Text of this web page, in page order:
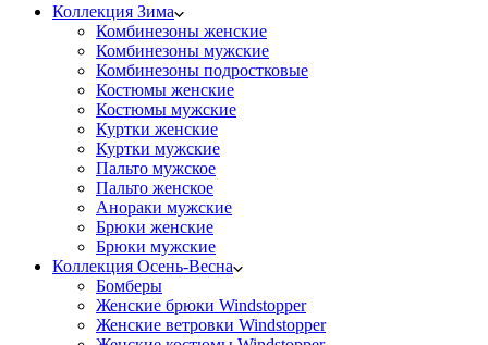
Коллекция Зима
Комбинезоны женские
Комбинезоны мужские
Комбинезоны подростковые
Костюмы женские
Костюмы мужские
Куртки женские
Куртки мужские
Пальто мужское
Пальто женское
Анораки мужские
Брюки женские
Брюки мужские
Коллекция Осень-Весна
Бомберы
Женские брюки Windstopper
Женские ветровки Windstopper